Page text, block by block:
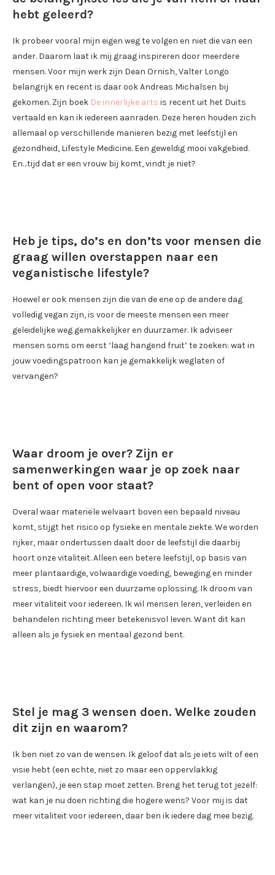
hebt geleerd?
Ik probeer vooral mijn eigen weg te volgen en niet die van een
ander. Daarom laat ik mij graag inspireren door meerdere
mensen. Voor mijn werk zijn Dean Ornish, Valter Longo
belangrijk en recent is daar ook Andreas Michalsen bij
gekomen. Zijn boek De innerlijke arts is recent uit het Duits
vertaald en kan ik iedereen aanraden. Deze heren houden zich
allemaal op verschillende manieren bezig met leefstijl en
gezondheid, Lifestyle Medicine. Een geweldig mooi vakgebied.
En…tijd dat er een vrouw bij komt, vindt je niet?
Heb je tips, do’s en don’ts voor mensen die
graag willen overstappen naar een
veganistische lifestyle?
Hoewel er ook mensen zijn die van de ene op de andere dag
volledig vegan zijn, is voor de meeste mensen een meer
geleidelijke weg gemakkelijker en duurzamer. Ik adviseer
mensen soms om eerst ‘laag hangend fruit’ te zoeken: wat in
jouw voedingspatroon kan je gemakkelijk weglaten of
vervangen?
Waar droom je over? Zijn er
samenwerkingen waar je op zoek naar
bent of open voor staat?
Overal waar materiële welvaart boven een bepaald niveau
komt, stijgt het risico op fysieke en mentale ziekte. We worden
rijker, maar ondertussen daalt door de leefstijl die daarbij
hoort onze vitaliteit. Alleen een betere leefstijl, op basis van
meer plantaardige, volwaardige voeding, beweging en minder
stress, biedt hiervoor een duurzame oplossing. Ik droom van
meer vitaliteit voor iedereen. Ik wil mensen leren, verleiden en
behandelen richting meer betekenisvol leven. Want dit kan
alleen als je fysiek en mentaal gezond bent.
Stel je mag 3 wensen doen. Welke zouden
dit zijn en waarom?
Ik ben niet zo van de wensen. Ik geloof dat als je iets wilt of een
visie hebt (een echte, niet zo maar een oppervlakkig
verlangen), je een stap moet zetten. Breng het terug tot jezelf:
wat kan je nu doen richting die hogere wens? Voor mij is dat
meer vitaliteit voor iedereen, daar ben ik iedere dag mee bezig.